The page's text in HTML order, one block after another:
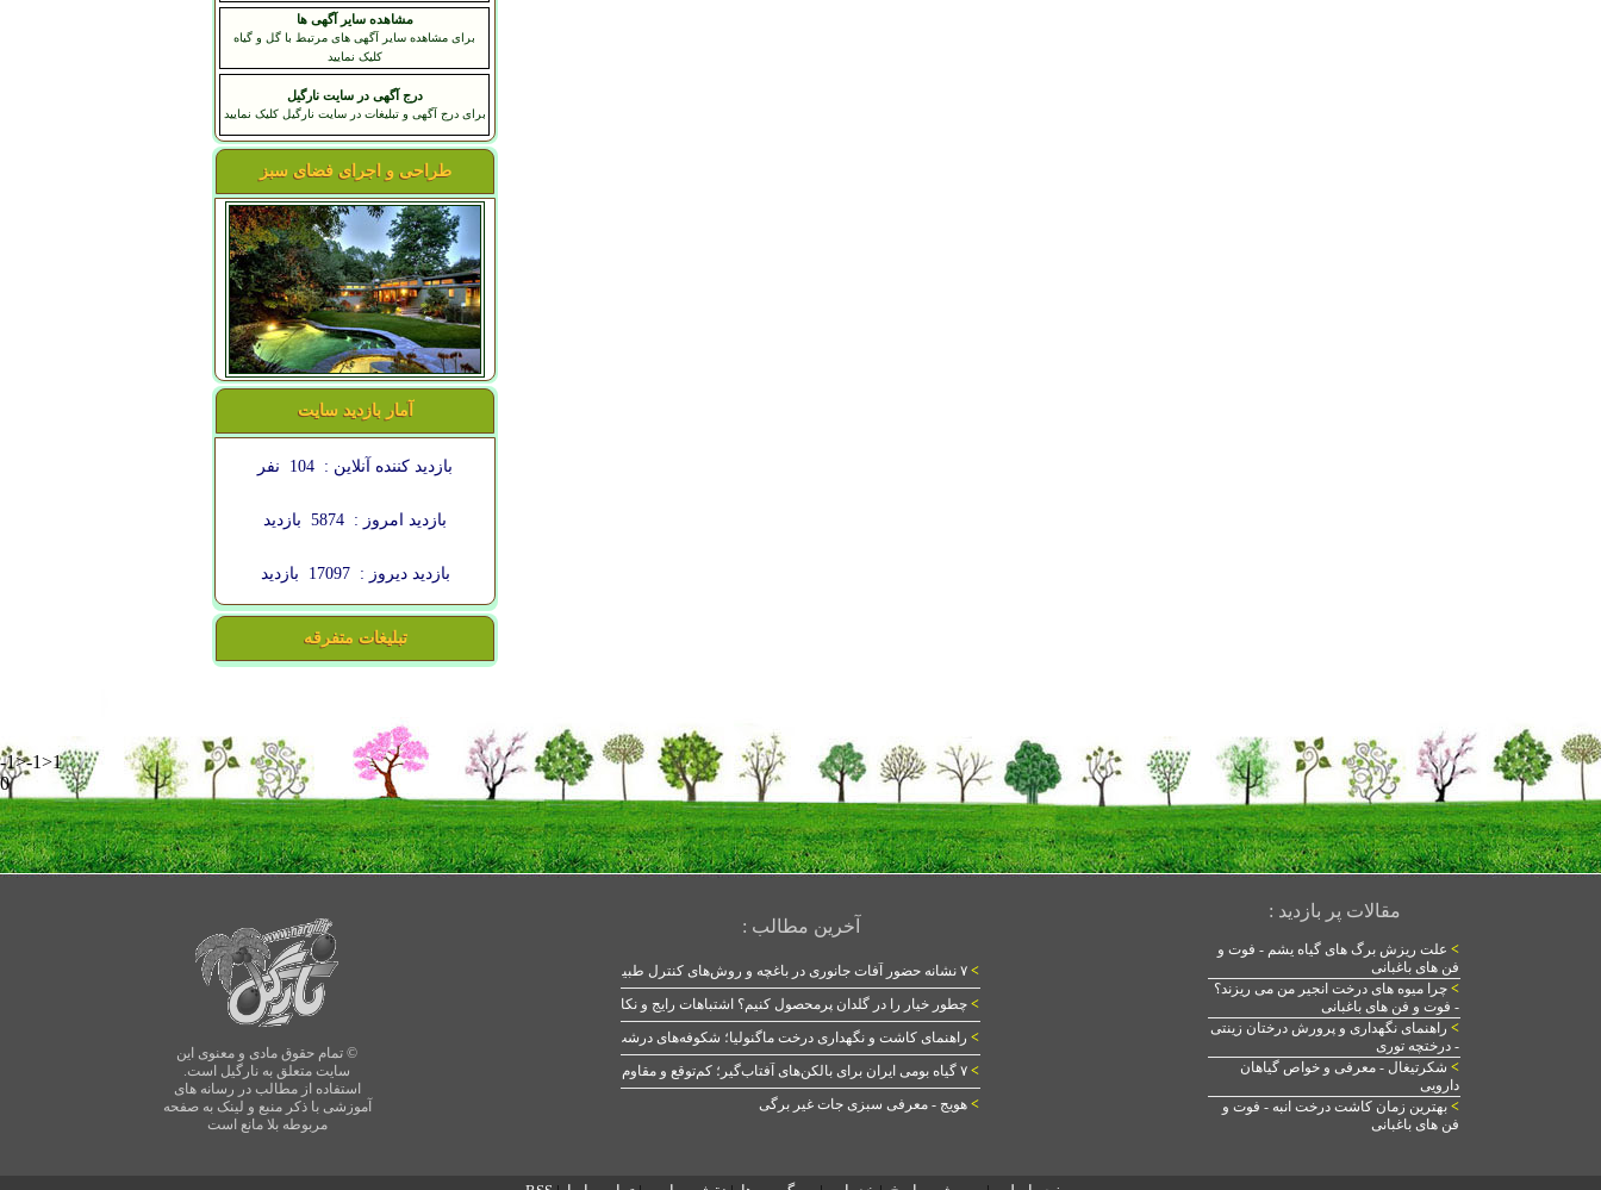
مشاهده سایر آگهی ها
برای مشاهده سایر آگهی های مرتبط با گل و گیاه
کلیک نمایید
درج آگهی در سایت نارگیل
برای درج آگهی و تبلیغات در سایت نارگیل کلیک نمایید
طراحی و اجرای فضای سبز
آمار بازدید سایت
بازدید کننده آنلاین : 104 نفر
بازدید امروز : 5874 بازدید
بازدید دیروز : 17097 بازدید
تبلیغات متفرقه
-1>-1>1
0
© تمام حقوق مادی و معنوی این
سایت متعلق به نارگیل است.
استفاده از مطالب در رسانه های
آموزشی با ذکر منبع و لینک به صفحه
مربوطه بلا مانع است
آخرین مطالب :
> ۷ نشانه حضور آفات جانوری در باغچه و روش‌های کنترل طبیعی
> چطور خیار را در گلدان پرمحصول کنیم؟ اشتباهات رایج و نکات طلایی
> راهنمای کاشت و نگهداری درخت ماگنولیا؛ شکوفه‌های درشت در بهار
> ۷ گیاه بومی ایران برای بالکن‌های آفتاب‌گیر؛ کم‌توقع و مقاوم
> هویج - معرفی سبزی جات غیر برگی
مقالات پر بازدید :
> علت ریزش برگ های گیاه یشم - فوت و
فن های باغبانی
> چرا میوه های درخت انجیر من می ریزند؟
- فوت و فن های باغبانی
> راهنمای نگهداری و پرورش درختان زینتی
- درختچه توری
> شکرتیغال - معرفی و خواص گیاهان
دارویی
> بهترین زمان کاشت درخت انبه - فوت و
فن های باغبانی